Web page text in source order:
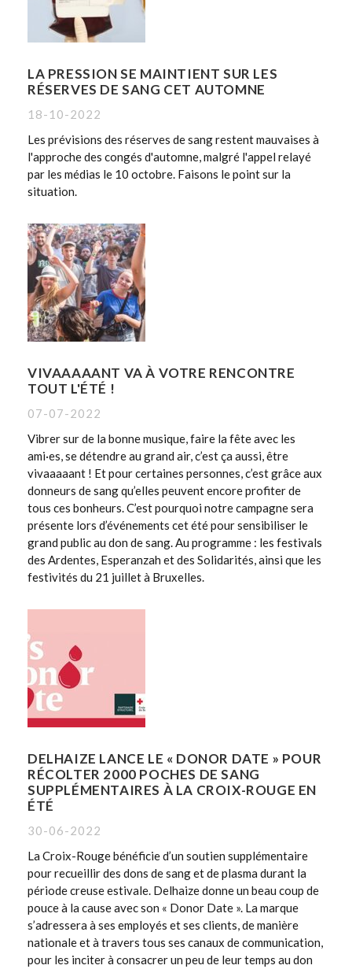
LA PRESSION SE MAINTIENT SUR LES
RÉSERVES DE SANG CET AUTOMNE
18-10-2022
Les prévisions des réserves de sang restent mauvaises à
l'approche des congés d'automne, malgré l'appel relayé
par les médias le 10 octobre. Faisons le point sur la
situation.
VIVAAAAANT VA À VOTRE RENCONTRE
TOUT L'ÉTÉ !
07-07-2022
Vibrer sur de la bonne musique, faire la fête avec les
ami·es, se détendre au grand air, c’est ça aussi, être
vivaaaaant ! Et pour certaines personnes, c’est grâce aux
donneurs de sang qu’elles peuvent encore profiter de
tous ces bonheurs. C’est pourquoi notre campagne sera
présente lors d’événements cet été pour sensibiliser le
grand public au don de sang. Au programme : les festivals
des Ardentes, Esperanzah et des Solidarités, ainsi que les
festivités du 21 juillet à Bruxelles.
DELHAIZE LANCE LE « DONOR DATE » POUR
RÉCOLTER 2000 POCHES DE SANG
SUPPLÉMENTAIRES À LA CROIX-ROUGE EN
ÉTÉ
30-06-2022
La Croix-Rouge bénéficie d’un soutien supplémentaire
pour recueillir des dons de sang et de plasma durant la
période creuse estivale. Delhaize donne un beau coup de
pouce à la cause avec son « Donor Date ». La marque
s’adressera à ses employés et ses clients, de manière
nationale et à travers tous ses canaux de communication,
pour les inciter à consacrer un peu de leur temps au don